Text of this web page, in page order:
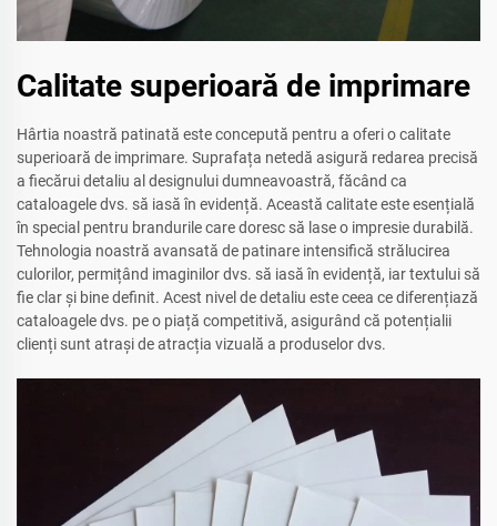
Calitate superioară de imprimare
Hârtia noastră patinată este concepută pentru a oferi o calitate
superioară de imprimare. Suprafața netedă asigură redarea precisă
a fiecărui detaliu al designului dumneavoastră, făcând ca
cataloagele dvs. să iasă în evidență. Această calitate este esențială
în special pentru brandurile care doresc să lase o impresie durabilă.
Tehnologia noastră avansată de patinare intensifică strălucirea
culorilor, permițând imaginilor dvs. să iasă în evidență, iar textului să
fie clar și bine definit. Acest nivel de detaliu este ceea ce diferențiază
cataloagele dvs. pe o piață competitivă, asigurând că potențialii
clienți sunt atrași de atracția vizuală a produselor dvs.